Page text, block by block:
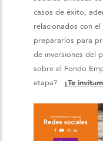
casos de éxito,
relacionados con
prepararlos para
de inversiones del
sobre el Fondo
etapa?.
¡Te